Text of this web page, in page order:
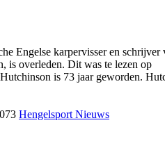
Engelse karpervisser en schrijver
is overleden. Dit was te lezen op
is 73 jaar geworden.
Hengelsport Nieuws